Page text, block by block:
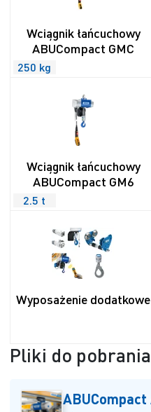
Wciągnik łańcuchowy
ABUCompact GMC
250 kg
Wciągnik łańcuchowy
ABUCompact GM6
2.5 t
Wyposażenie dodatkowe
Pliki do pobrania
ABUCompact